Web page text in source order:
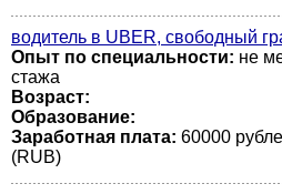
водитель в UBER, свободный
Опыт по специальности: не
стажа
Возраст:
Образование:
Заработная плата: 60000
(RUB)